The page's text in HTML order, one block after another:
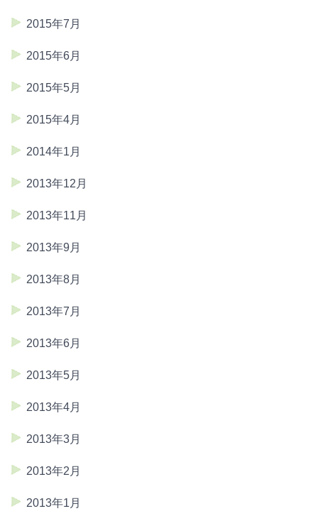
2015年7月
2015年6月
2015年5月
2015年4月
2014年1月
2013年12月
2013年11月
2013年9月
2013年8月
2013年7月
2013年6月
2013年5月
2013年4月
2013年3月
2013年2月
2013年1月